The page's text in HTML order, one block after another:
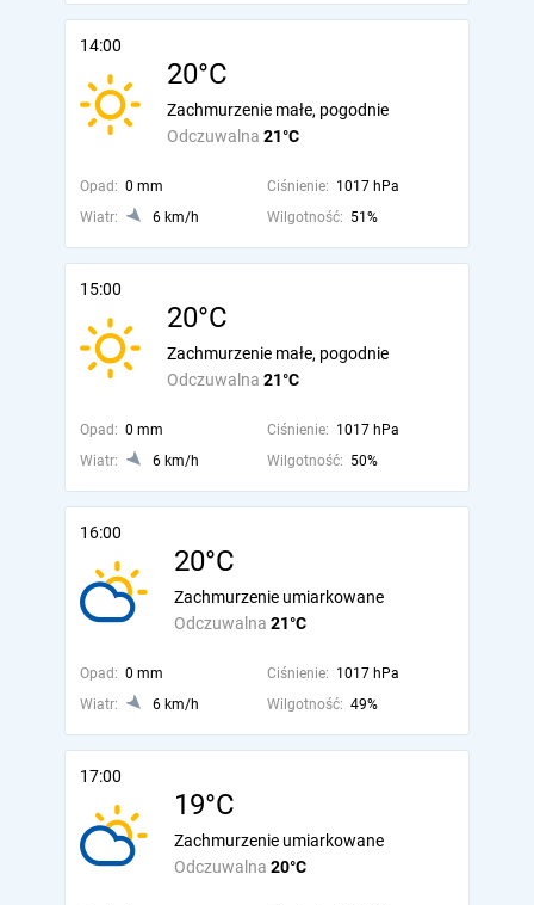
14:00
20°C
Odczuwalna 21°C
Zachmurzenie małe, pogodnie
Opad: 0 mm Ciśnienie: 1017 hPa
Wiatr:
6 km/h Wilgotność: 51%
15:00
20°C
Odczuwalna 21°C
Zachmurzenie małe, pogodnie
Opad: 0 mm Ciśnienie: 1017 hPa
Wiatr:
6 km/h Wilgotność: 50%
16:00
20°C
Odczuwalna 21°C
Zachmurzenie umiarkowane
Opad: 0 mm Ciśnienie: 1017 hPa
Wiatr:
6 km/h Wilgotność: 49%
17:00
19°C
Odczuwalna 20°C
Zachmurzenie umiarkowane